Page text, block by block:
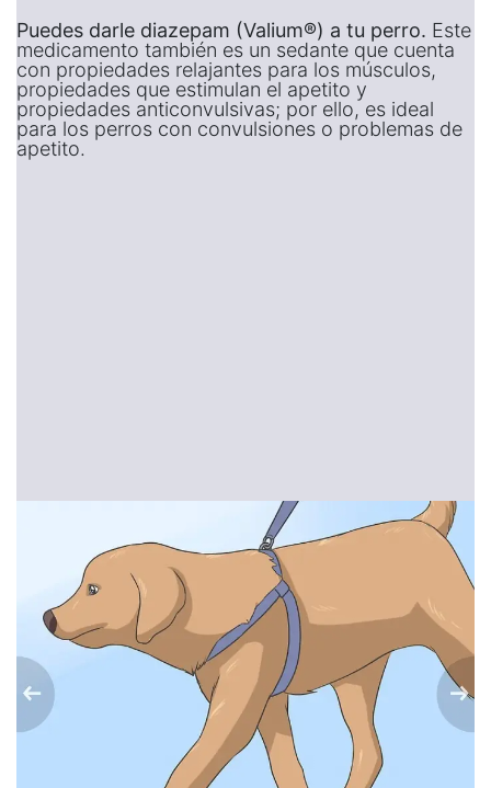
Puedes darle diazepam (Valium®) a tu perro. Este
medicamento también es un sedante que cuenta
con propiedades relajantes para los músculos,
propiedades que estimulan el apetito y
propiedades anticonvulsivas; por ello, es ideal
para los perros con convulsiones o problemas de
apetito.